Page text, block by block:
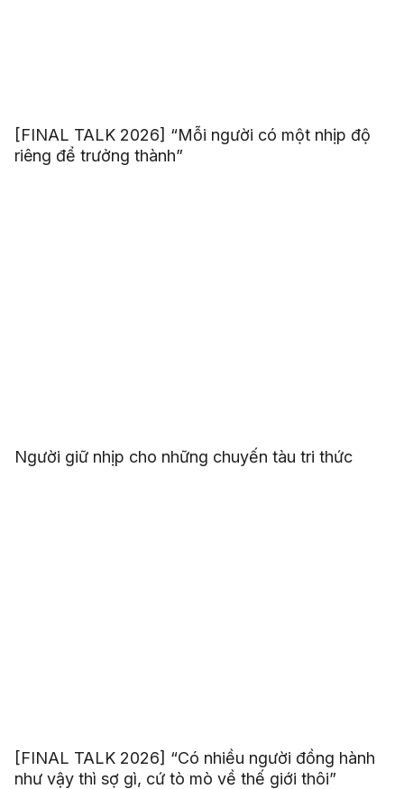
[FINAL TALK 2026] “Mỗi người có một nhịp độ
riêng để trưởng thành”
Người giữ nhịp cho những chuyến tàu tri thức
[FINAL TALK 2026] “Có nhiều người đồng hành
như vậy thì sợ gì, cứ tò mò về thế giới thôi”